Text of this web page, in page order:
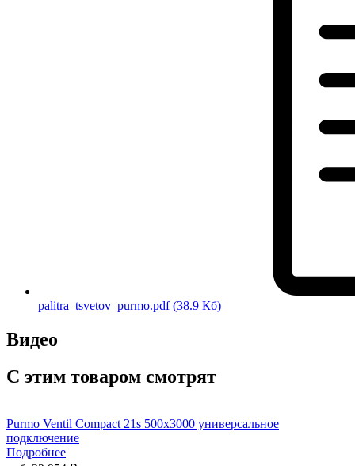
palitra_tsvetov_purmo.pdf(38.9 Кб)
Видео
С этим товаром смотрят
Purmo Ventil Compact 21s 500х3000 универсальное
подключение
Подробнее